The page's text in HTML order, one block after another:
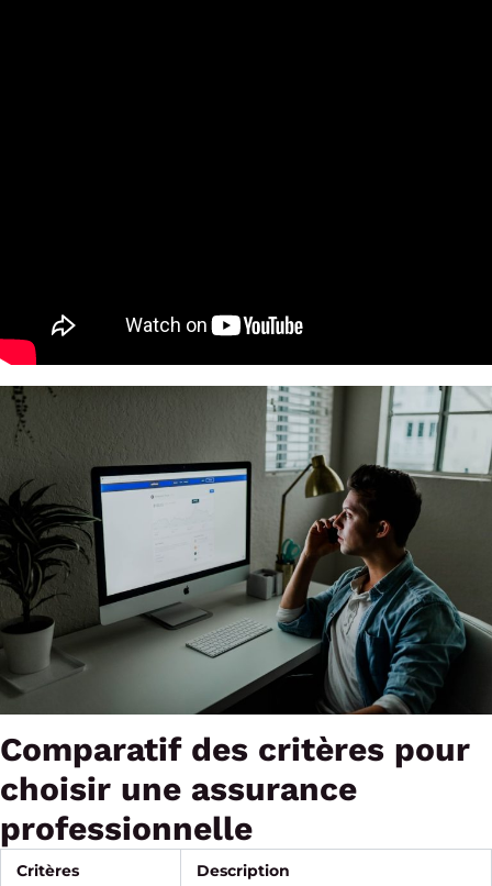
Comparatif des critères pour
choisir une assurance
professionnelle
Critères Description